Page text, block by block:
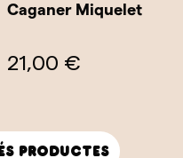
Caganer Miquelet
21,00 €
productes